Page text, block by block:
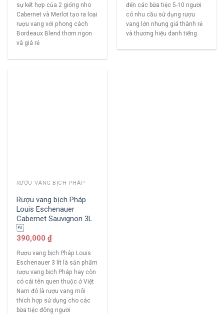
sự kết hợp của 2 giống nho
Cabernet và Merlot tạo ra loại
rượu vang với phong cách
Bordeaux Blend thơm ngon
và giá rẻ
đến các bữa tiệc 5-10 người
có nhu cầu sử dụng rượu
vang lớn nhưng giá thành rẻ
và thương hiệu danh tiếng
RƯỢU VANG BỊCH PHÁP
Rượu vang bịch Pháp
Louis Eschenauer
Cabernet Sauvignon 3L
390,000 ₫
Rượu vang bịch Pháp Louis
Eschenauer 3 lít là sản phẩm
rượu vang bịch Pháp hay còn
có cái tên quen thuộc ở Việt
Nam đó là rượu vang môi
thích hợp sử dụng cho các
bữa tiệc đông người